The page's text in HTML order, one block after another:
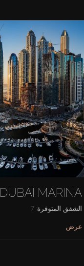
DUBAI MARINA
الشقق المتوفرة: 7
عرض